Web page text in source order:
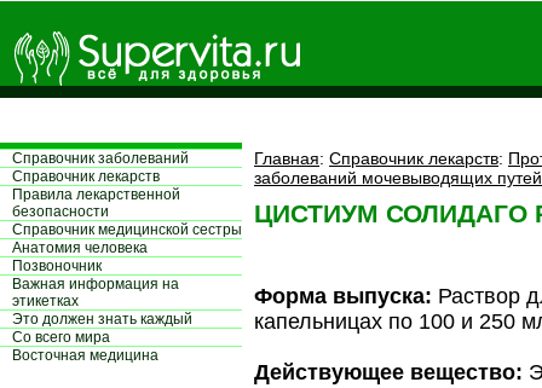
Справочник заболеваний
Справочник лекарств
Правила лекарственной
безопасности
Справочник медицинской сестры
Aнатомия человека
Позвоночник
Важная информация на
этикетках
Это должен знать каждый
Со всего мира
Восточная медицина
Главная: Справочник лекарств:
заболеваний мочевыводящих
ЦИСТИУМ СОЛИДАГО
Форма выпуска: Раствор
капельницах по 100 и 250
Действующее вещество: